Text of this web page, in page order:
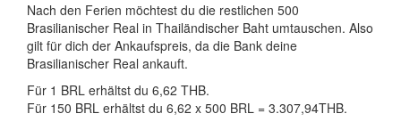
Nach den Ferien möchtest du die restlichen 500
Brasilianischer Real in Thailändischer Baht umtauschen. Also
gilt für dich der Ankaufspreis, da die Bank deine
Brasilianischer Real ankauft.
Für 1 BRL erhältst du 6,62 THB.
Für 150 BRL erhältst du 6,62 x 500 BRL = 3.307,94THB.